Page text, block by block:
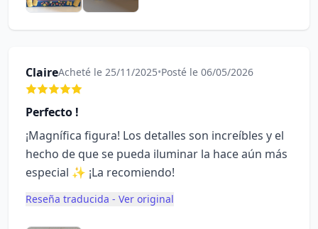
ClaireAcheté le 25/11/2025•Posté le 06/05/2026
Perfecto !
¡Magnífica figura! Los detalles son increíbles y el
hecho de que se pueda iluminar la hace aún más
especial ✨ ¡La recomiendo!
Reseña traducida - Ver original